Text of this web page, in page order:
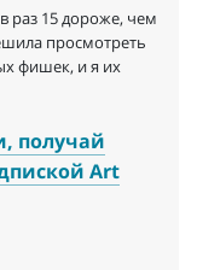
раз 15 дороже, чем
просмотреть
фишек, и я их
получай
Art